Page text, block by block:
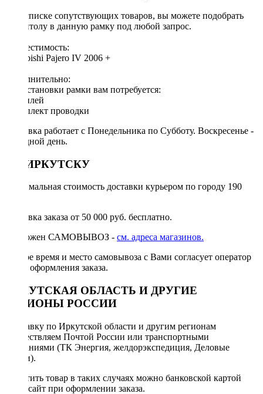
[!] В списке сопутствующих товаров, вы можете подобрать
магнитолу в данную рамку под любой запрос.
Совместимость:
Mitsubishi Pajero IV 2006 +
Дополнительно:
Для установки рамки вам потребуется:
◦ дисплей
◦ комплект проводки
Доставка работает с Понедельника по Субботу. Воскресенье -
выходной день.
ПО ИРКУТСКУ
Минимальная стоимость доставки курьером по городу 190
Доставка заказа от 50 000 руб. бесплатно.
Возможен САМОВЫВОЗ - см. адреса магазинов.
Точное время и место самовывоза с Вами согласует оператор
после оформления заказа.
ИРКУТСКАЯ ОБЛАСТЬ И ДРУГИЕ
РЕГИОНЫ РОССИИ
Отправку по Иркутской области и другим регионам
осуществляем Почтой России или транспортными
компаниями (ТК Энергия, желдорэкспедиция, Деловые
линии).
Оплатить товар в таких случаях можно банковской картой
через сайт при оформлении заказа.